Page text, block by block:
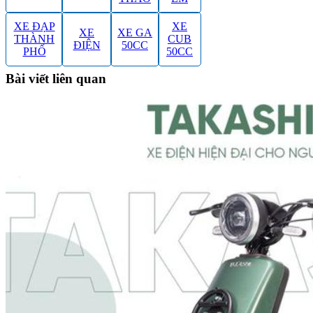
XE ĐẠP
THÀNH
PHỐ
XE
ĐIỆN
XE GA
50CC
XE
CUB
50CC
Bài viết liên quan